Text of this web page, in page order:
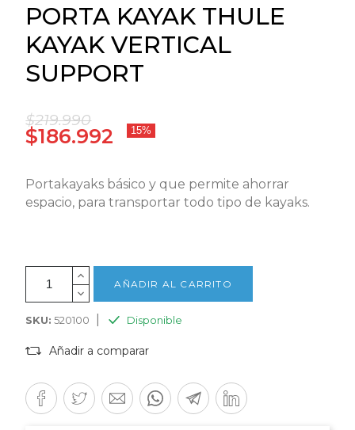
PORTA KAYAK THULE
KAYAK VERTICAL
SUPPORT
$219.990
$186.992 15%
Portakayaks básico y que permite ahorrar
espacio, para transportar todo tipo de kayaks.
AÑADIR AL CARRITO
SKU: 520100 Disponible
Añadir a comparar